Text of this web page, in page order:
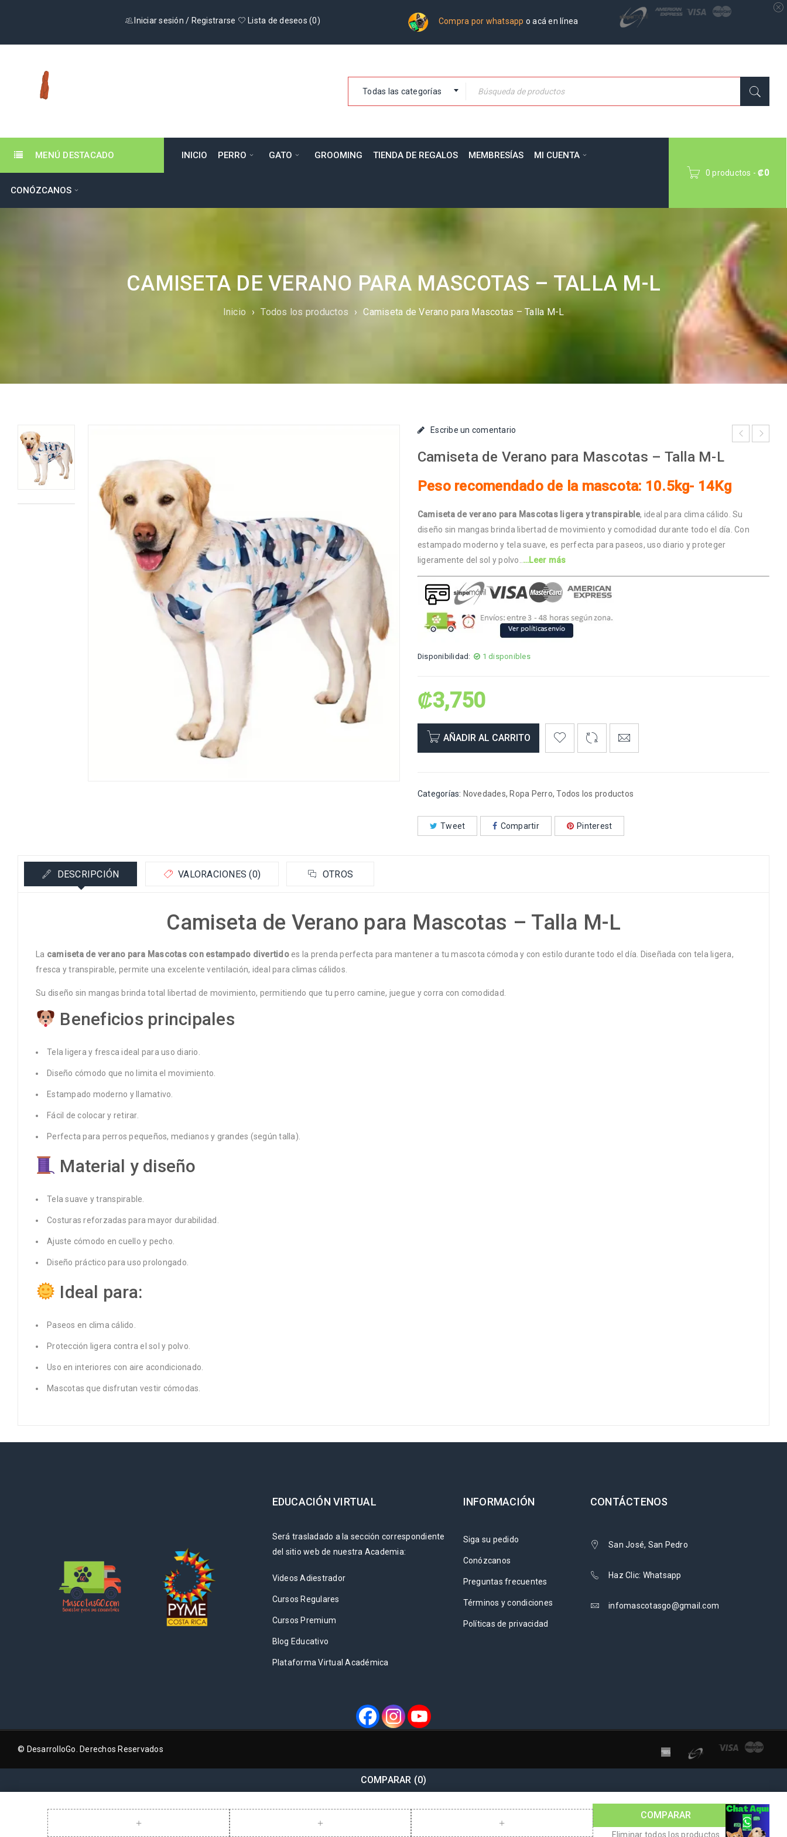
Compra por whatsapp o acá en línea
Iniciar sesión / Registrarse Lista de deseos (0)
Todas las categorías
MENÚ DESTACADO INICIO PERRO GATO GROOMING TIENDA DE REGALOS MEMBRESÍAS MI CUENTA
CONÓZCANOS
0 productos - ₡0
CAMISETA DE VERANO PARA MASCOTAS – TALLA M-L
Inicio › Todos los productos › Camiseta de Verano para Mascotas – Talla M-L
Escribe un comentario
Camiseta de Verano para Mascotas – Talla M-L
Peso recomendado de la mascota: 10.5kg- 14Kg
Camiseta de verano para Mascotas ligera y transpirable, ideal para clima cálido. Su
diseño sin mangas brinda libertad de movimiento y comodidad durante todo el día. Con
estampado moderno y tela suave, es perfecta para paseos, uso diario y proteger
ligeramente del sol y polvo.. …Leer más
Disponibilidad: 1 disponibles
₡3,750
AÑADIR AL CARRITO
Categorías: Novedades, Ropa Perro,Todos los productos
Tweet Compartir Pinterest
DESCRIPCIÓN VALORACIONES (0) OTROS
Camiseta de Verano para Mascotas – Talla M-L
La camiseta de verano para Mascotas con estampado divertidoes la prenda perfecta para mantener a tu mascota cómoda y con estilo durante todo el día. Diseñada con tela ligera,
fresca y transpirable, permite una excelente ventilación, ideal para climas cálidos.
Su diseño sin mangas brinda total libertad de movimiento, permitiendo que tu perro camine, juegue y corra con comodidad.
Beneficios principales
Tela ligera y fresca ideal para uso diario.
Diseño cómodo que no limita el movimiento.
Estampado moderno y llamativo.
Fácil de colocar y retirar.
Perfecta para perros pequeños, medianos y grandes (según talla).
Material y diseño
Tela suave y transpirable.
Costuras reforzadas para mayor durabilidad.
Ajuste cómodo en cuello y pecho.
Diseño práctico para uso prolongado.
Ideal para:
Paseos en clima cálido.
Protección ligera contra el sol y polvo.
Uso en interiores con aire acondicionado.
Mascotas que disfrutan vestir cómodas.
EDUCACIÓN VIRTUAL
Será trasladado a la sección correspondiente
del sitio web de nuestra Academia:
Videos Adiestrador
Cursos Regulares
Cursos Premium
Blog Educativo
Plataforma Virtual Académica
INFORMACIÓN
Siga su pedido
Conózcanos
Preguntas frecuentes
Términos y condiciones
Políticas de privacidad
CONTÁCTENOS
San José, San Pedro
Haz Clic: Whatsapp
infomascotasgo@gmail.com
© DesarrolloGo. Derechos Reservados
COMPARAR (0)
COMPARAR
Eliminar todos los productos